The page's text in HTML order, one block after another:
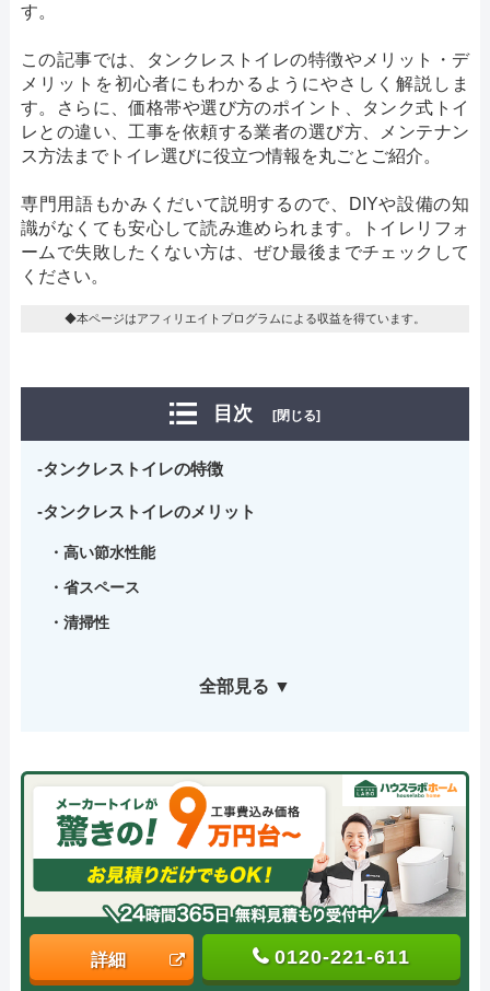
す。
この記事では、タンクレストイレの特徴やメリット・デ
メリットを初心者にもわかるようにやさしく解説しま
す。さらに、価格帯や選び方のポイント、タンク式トイ
レとの違い、工事を依頼する業者の選び方、メンテナン
ス方法までトイレ選びに役立つ情報を丸ごとご紹介。
専門用語もかみくだいて説明するので、DIYや設備の知
識がなくても安心して読み進められます。トイレリフォ
ームで失敗したくない方は、ぜひ最後までチェックして
ください。
◆本ページはアフィリエイトプログラムによる収益を得ています。
目次 [閉じる]
タンクレストイレの特徴
タンクレストイレのメリット
高い節水性能
省スペース
清掃性
全部見る ▼
詳細 0120-221-611